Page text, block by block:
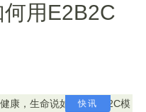
用E2B2C
快讯